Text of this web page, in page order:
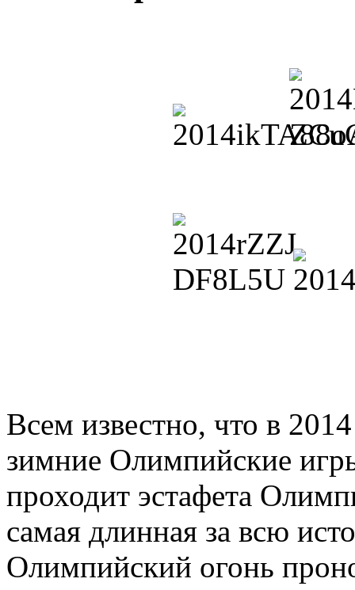
Всем известно, что в
зимние Олимпийские
проходит эстафета
самая длинная за всю
Олимпийский огонь